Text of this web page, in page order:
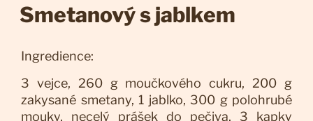
Smetanový s jablkem
Ingredience:
3 vejce, 260 g moučkového cukru, 200 g
zakysané smetany, 1 jablko, 300 g polohrubé
mouky, necelý prášek do pečiva, 3 kapky